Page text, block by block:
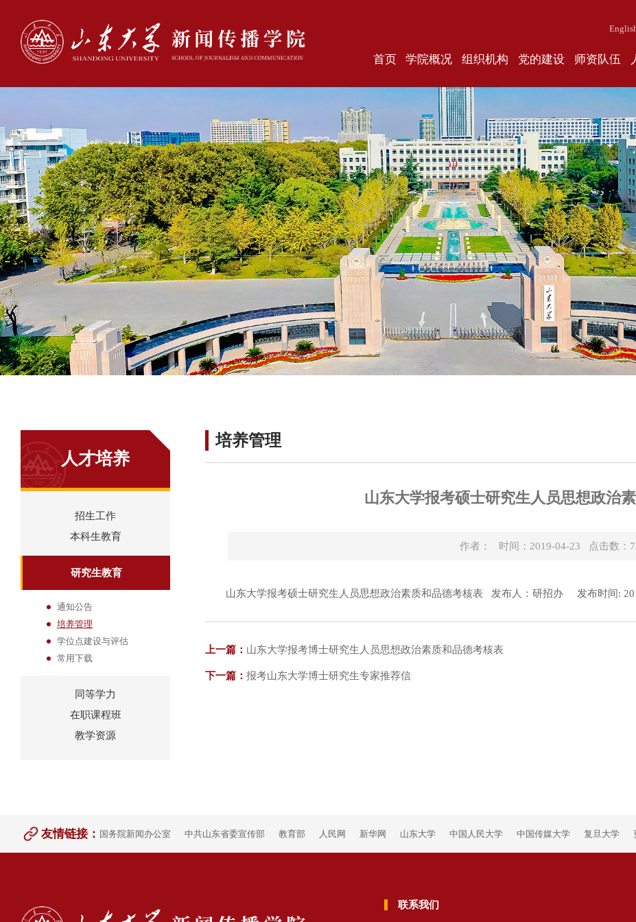
首页 学院概况 组织机构 党的建设 师资队伍
人才培养
招生工作
本科生教育
研究生教育
通知公告
培养管理
学位点建设与评估
常用下载
同等学力
在职课程班
教学资源
培养管理
山东大学报考硕士研究生人员思想政治
作者： 时间：2019-04-23 点击数：
山东大学报考硕士研究生人员思想政治素质和品德考核表 发布人：研招办 发布时间:
上一篇： 山东大学报考博士研究生人员思想政治素质和品德考核表
下一篇： 报考山东大学博士研究生专家推荐信
友情链接： 国务院新闻办公室 中共山东省委宣传部 教育部 人民网 新华网 山东大学 中国人民大学 中国传媒大学 复旦大学
联系我们